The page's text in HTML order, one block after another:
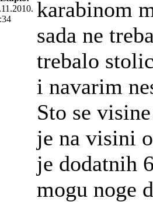
karabinom
sada ne
trebalo
i navarim
Sto se
je na visini
je dodatnih
mogu noge